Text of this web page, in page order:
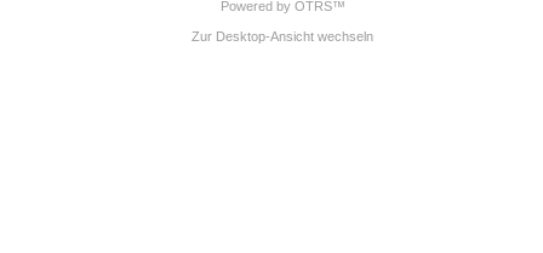
Powered by OTRS™
Zur Desktop-Ansicht wechseln